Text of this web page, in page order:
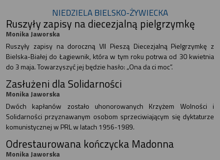
NIEDZIELA BIELSKO-ŻYWIECKA
Ruszyły zapisy na diecezjalną pielgrzymkę
Monika Jaworska
Ruszyły zapisy na doroczną VII Pieszą Diecezjalną Pielgrzymkę z
Bielska-Białej do Łagiewnik, która w tym roku potrwa od 30 kwietnia
do 3 maja. Towarzyszyć jej będzie hasło: „Ona da ci moc”.
Zasłużeni dla Solidarności
Monika Jaworska
Dwóch kapłanów zostało uhonorowanych Krzyżem Wolności i
Solidarności przyznawanym osobom sprzeciwiającym się dyktaturze
komunistycznej w PRL w latach 1956-1989.
Odrestaurowana kończycka Madonna
Monika Jaworska